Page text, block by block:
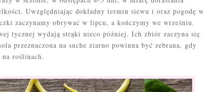
Uwzględniając dokładny termin siewu i oraz pogodę w
zaczynamy obrywać w lipcu, a kończymy we wrześniu.
tycznej wydają strąki nieco później. Ich zbiór zaczyna się
przeznaczona na suche ziarno powinna być zebrana, gdy
na roślinach.